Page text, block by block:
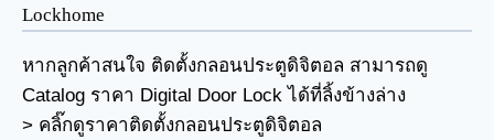
Lockhome
หากลูกค้าสนใจ ติดตั้งกลอนประตูดิจิตอล สามารถดู
Catalog ราคา Digital Door Lock ได้ที่ลิ้งข้างล่าง
> คลิ๊กดูราคาติดตั้งกลอนประตูดิจิตอล